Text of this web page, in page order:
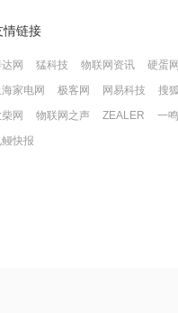
情链接
网 猛科技 物联网资讯
硬蛋
海家电网
极客网 网易科技
搜
网
物联网之声 ZEALER
一
鳗快报